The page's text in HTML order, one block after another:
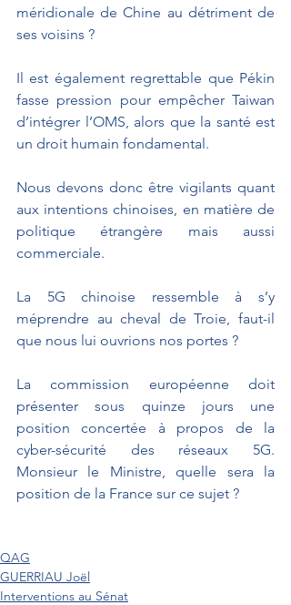
méridionale de Chine au détriment de
ses voisins ?
Il est également regrettable que Pékin
fasse pression pour empêcher Taiwan
d’intégrer l’OMS, alors que la santé est
un droit humain fondamental.
Nous devons donc être vigilants quant
aux intentions chinoises, en matière de
politique étrangère mais aussi
commerciale.
La 5G chinoise ressemble à s’y
méprendre au cheval de Troie, faut-il
que nous lui ouvrions nos portes ?
La commission européenne doit
présenter sous quinze jours une
position concertée à propos de la
cyber-sécurité des réseaux 5G.
Monsieur le Ministre, quelle sera la
position de la France sur ce sujet ?
QAG
GUERRIAU Joël
Interventions au Sénat